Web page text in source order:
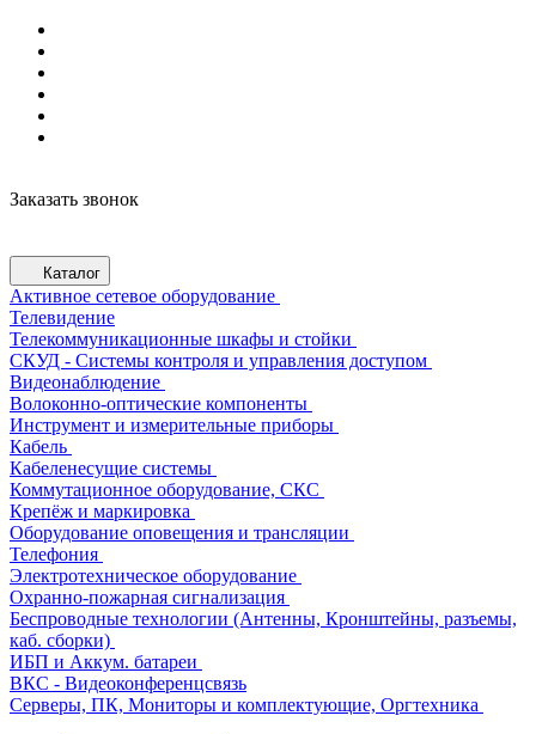
Заказать звонок
Каталог
Активное сетевое оборудование
Телевидение
Телекоммуникационные шкафы и стойки
СКУД - Системы контроля и управления доступом
Видеонаблюдение
Волоконно-оптические компоненты
Инструмент и измерительные приборы
Кабель
Кабеленесущие системы
Коммутационное оборудование, СКС
Крепёж и маркировка
Оборудование оповещения и трансляции
Телефония
Электротехническое оборудование
Охранно-пожарная сигнализация
Беспроводные технологии (Антенны, Кронштейны, разъемы,
каб. сборки)
ИБП и Аккум. батареи
ВКС - Видеоконференцсвязь
Серверы, ПК, Мониторы и комплектующие, Оргтехника